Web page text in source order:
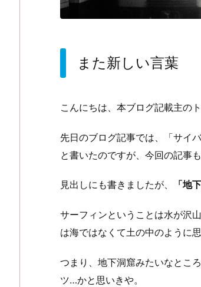
また新しい言葉
こんにちは、本ブログ記載主のト
先日のブログ記事では、「サイ
と書いたのですが、今回の記事
見出しにも書きましたが、 「地
サーフィンということは水が沢
は海ではなくて土の中のように思
つまり、地下洞窟みたいなとこ
ツ…かと思いきや。